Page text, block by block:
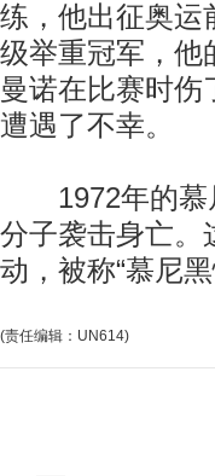
练，他出征奥运
级举重冠军，他
曼诺在比赛时伤
遭遇了不幸。
1972年的慕
分子袭击身亡。
动，被称“慕尼黑
(责任编辑：UN614)